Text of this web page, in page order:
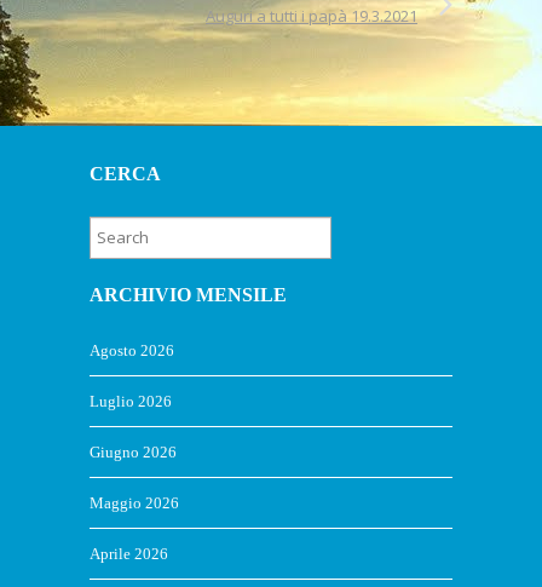
Auguri a tutti i papà 19.3.2021
CERCA
ARCHIVIO MENSILE
Agosto 2026
Luglio 2026
Giugno 2026
Maggio 2026
Aprile 2026